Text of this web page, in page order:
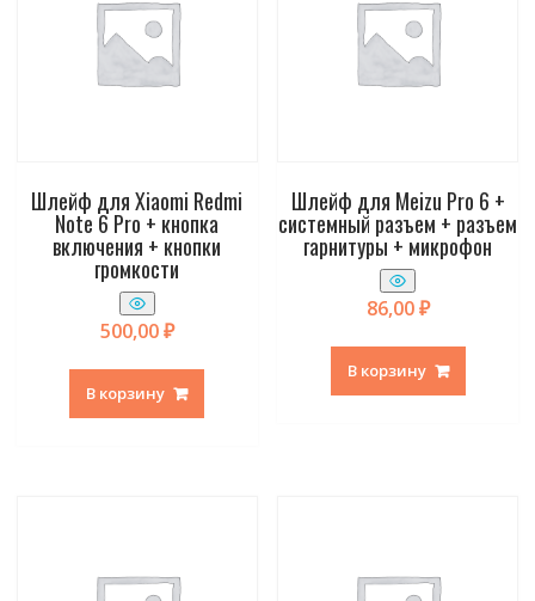
Шлейф для Xiaomi Redmi
Note 6 Pro + кнопка
включения + кнопки
громкости
500,00₽
В корзину
Шлейф для Meizu Pro 6 +
системный разъем + разъем
гарнитуры + микрофон
86,00₽
В корзину